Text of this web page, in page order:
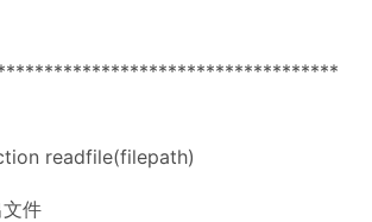
readfile(filepath)
文件